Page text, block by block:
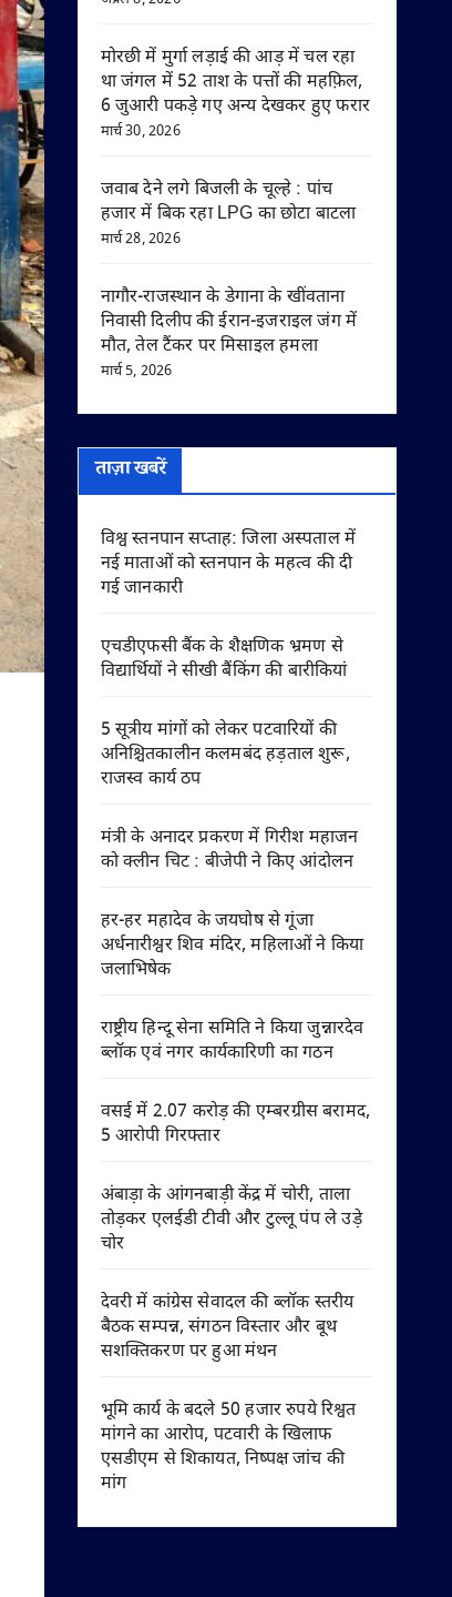
मोरछी में मुर्गा लड़ाई की आड़ में चल रहा
था जंगल में 52 ताश के पत्तों की महफ़िल,
6 जुआरी पकड़े गए अन्य देखकर हुए फरार
मार्च 30, 2026
जवाब देने लगे बिजली के चूल्हे : पांच
हजार में बिक रहा LPG का छोटा बाटला
मार्च 28, 2026
नागौर-राजस्थान के डेगाना के खींवताना
निवासी दिलीप की ईरान-इजराइल जंग में
मौत, तेल टैंकर पर मिसाइल हमला
मार्च 5, 2026
ताज़ा खबरें
विश्व स्तनपान सप्ताह: जिला अस्पताल में
नई माताओं को स्तनपान के महत्व की दी
गई जानकारी
एचडीएफसी बैंक के शैक्षणिक भ्रमण से
विद्यार्थियों ने सीखी बैंकिंग की बारीकियां
5 सूत्रीय मांगों को लेकर पटवारियों की
अनिश्चितकालीन कलमबंद हड़ताल शुरू,
राजस्व कार्य ठप
मंत्री के अनादर प्रकरण में गिरीश महाजन
को क्लीन चिट : बीजेपी ने किए आंदोलन
हर-हर महादेव के जयघोष से गूंजा
अर्धनारीश्वर शिव मंदिर, महिलाओं ने किया
जलाभिषेक
राष्ट्रीय हिन्दू सेना समिति ने किया जुन्नारदेव
ब्लॉक एवं नगर कार्यकारिणी का गठन
वसई में 2.07 करोड़ की एम्बरग्रीस बरामद,
5 आरोपी गिरफ्तार
अंबाड़ा के आंगनबाड़ी केंद्र में चोरी, ताला
तोड़कर एलईडी टीवी और टुल्लू पंप ले उड़े
चोर
देवरी में कांग्रेस सेवादल की ब्लॉक स्तरीय
बैठक सम्पन्न, संगठन विस्तार और बूथ
सशक्तिकरण पर हुआ मंथन
भूमि कार्य के बदले 50 हजार रुपये रिश्वत
मांगने का आरोप, पटवारी के खिलाफ
एसडीएम से शिकायत, निष्पक्ष जांच की
मांग